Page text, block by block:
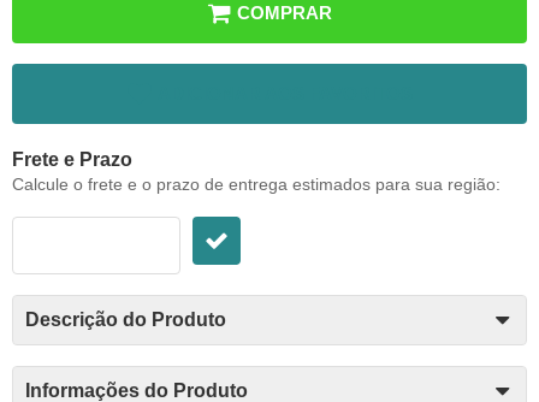
COMPRAR
Frete e Prazo
Calcule o frete e o prazo de entrega estimados para sua região:
Descrição do Produto
Informações do Produto